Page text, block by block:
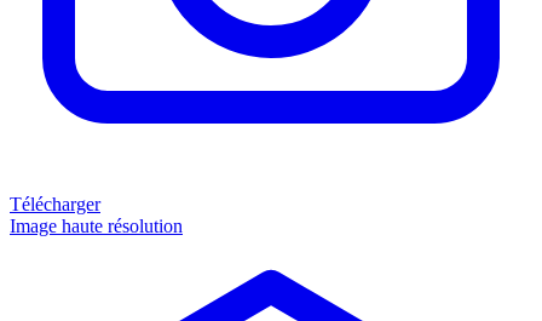
Télécharger
Image haute résolution